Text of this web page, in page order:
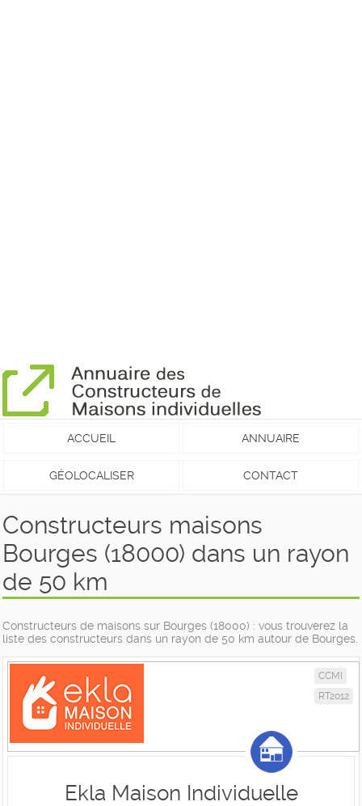
ACCUEIL ANNUAIRE
GÉOLOCALISER CONTACT
Constructeurs maisons
Bourges (18000) dans un rayon
de 50 km
Constructeurs de maisons sur Bourges (18000) : vous trouverez la
liste des constructeurs dans un rayon de 50 km autour de Bourges.
CCMI
RT2012
Ekla Maison Individuelle